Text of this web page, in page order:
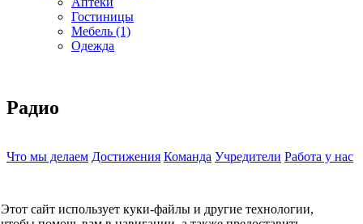
Гостиницы
Мебель (1)
Одежда
Радио
Что мы делаем Достижения Команда Учредители Работа у нас
О компании
Этот сайт использует куки-файлы и другие технологии,